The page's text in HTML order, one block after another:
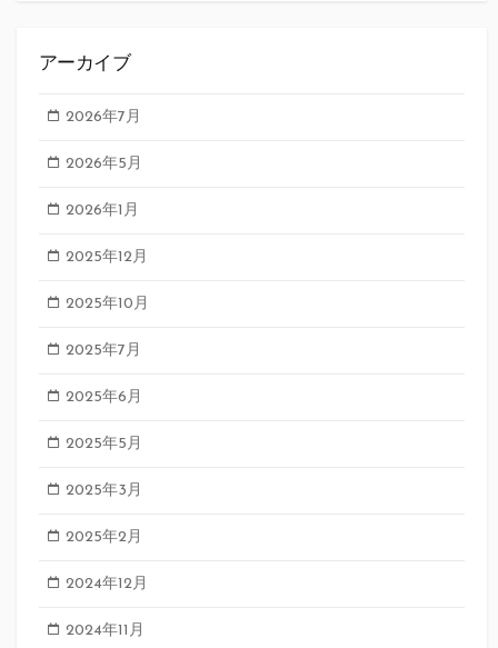
アーカイブ
2026年7月
2026年5月
2026年1月
2025年12月
2025年10月
2025年7月
2025年6月
2025年5月
2025年3月
2025年2月
2024年12月
2024年11月